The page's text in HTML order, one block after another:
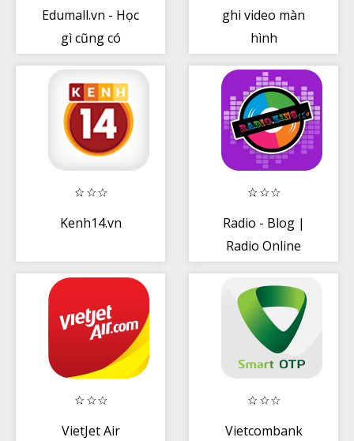
Edumall.vn - Học
gì cũng có
ghi video màn
hình
Kenh14.vn
Radio - Blog |
Radio Online
VietJet Air
Vietcombank